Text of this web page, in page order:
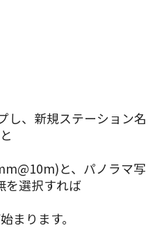
し、新規ステーション名
と
と、パノラマ写
を選択すれば
まります。